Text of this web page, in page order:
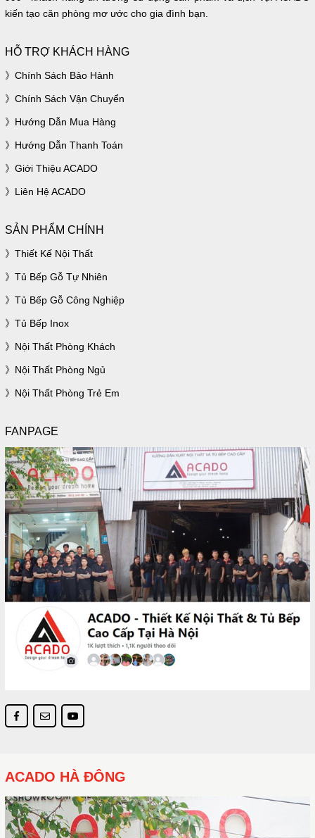
kiến tạo căn phòng mơ ước cho gia đình bạn.
HỖ TRỢ KHÁCH HÀNG
Chính Sách Bảo Hành
Chính Sách Vận Chuyển
Hướng Dẫn Mua Hàng
Hướng Dẫn Thanh Toán
Giới Thiệu ACADO
Liên Hệ ACADO
SẢN PHẨM CHÍNH
Thiết Kế Nội Thất
Tủ Bếp Gỗ Tự Nhiên
Tủ Bếp Gỗ Công Nghiệp
Tủ Bếp Inox
Nội Thất Phòng Khách
Nội Thất Phòng Ngủ
Nội Thất Phòng Trẻ Em
FANPAGE
ACADO HÀ ĐÔNG